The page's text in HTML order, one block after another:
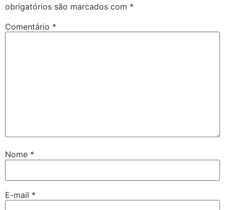
obrigatórios são marcados com *
Comentário *
Nome *
E-mail *